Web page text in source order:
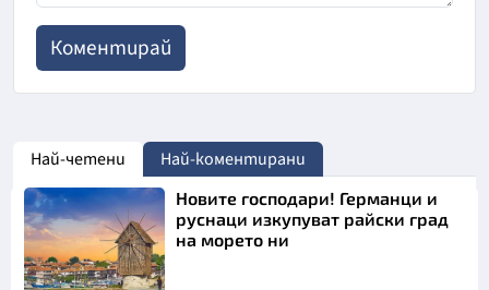
Най-четени Най-коментирани
Новите господари! Германци и
руснаци изкупуват райски град
на морето ни